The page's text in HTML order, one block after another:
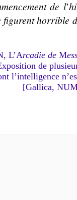
de l’
hor­rible
L’Arcadie deM
de
l’intel­li­gence
[Gallica,